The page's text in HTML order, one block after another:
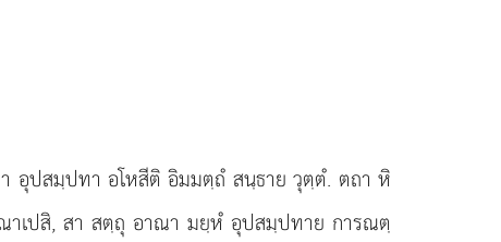
อุปสมฺปทา อโหสีติ อิมมตฺถํ สนฺธาย วุตฺตํ. ตถา หิ
เปสิ, สา สตฺถุ อาณา มยฺหํ อุปสมฺปทาย การณตฺ